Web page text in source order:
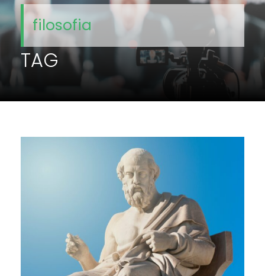
filosofia
TAG